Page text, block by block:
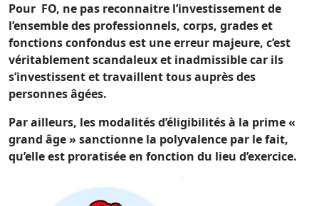
Pour FO, ne pas reconnaitre l’investissement de
l’ensemble des professionnels, corps, grades et
fonctions confondus est une erreur majeure, c’est
véritablement scandaleux et inadmissible car ils
s’investissent et travaillent tous auprès des
personnes âgées.
Par ailleurs, les modalités d’éligibilités à la prime «
grand âge » sanctionne la polyvalence par le fait,
qu’elle est proratisée en fonction du lieu d’exercice.